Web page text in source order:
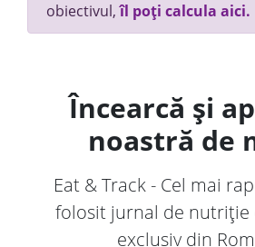
obiectivul,îl poți calcula aici.
Încearcă și
noastră de
Eat & Track - Cel mai
folosit jurnal de nutriție
exclusiv din